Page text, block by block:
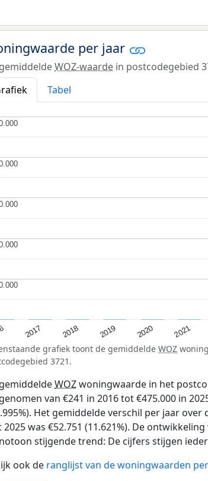
per jaar
WOZ-waarde in postcodegebied
Tabel
2017 2018 2019 2020 2021
grafiek toont de gemiddelde WOZ
3721.
WOZwoningwaarde in het
van €241 in 2016 tot €475.000 in
Het gemiddelde verschil per jaar
2025 was €52.751 (11.621%). De
stijgende trend: De cijfers stijgen ieder
ook de ranglijst van de woningwaarden